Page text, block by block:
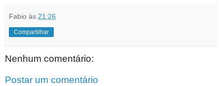
Fabio às 21:26
Compartilhar
Nenhum comentário:
Postar um comentário